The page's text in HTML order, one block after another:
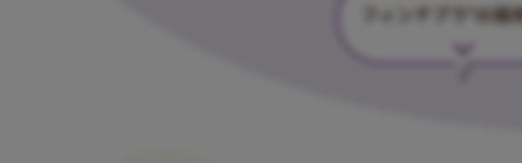
フィンテプラ の服